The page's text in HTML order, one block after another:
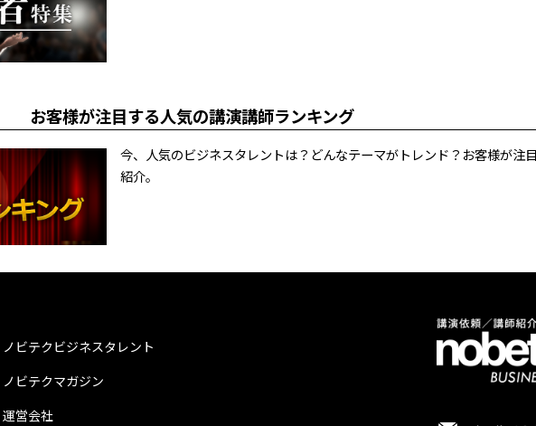
お客様が注目する人気の講演講師ランキング
今、人気のビジネスタレントは？どんなテーマがトレンド？お客様が注
紹介。
ノビテクビジネスタレント
ノビテクマガジン
運営会社